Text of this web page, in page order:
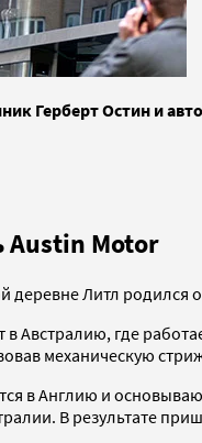
Герберт Остин и
Austin Motor
деревне Литл
в Австралию, где
механическую
в Англию и
В результате